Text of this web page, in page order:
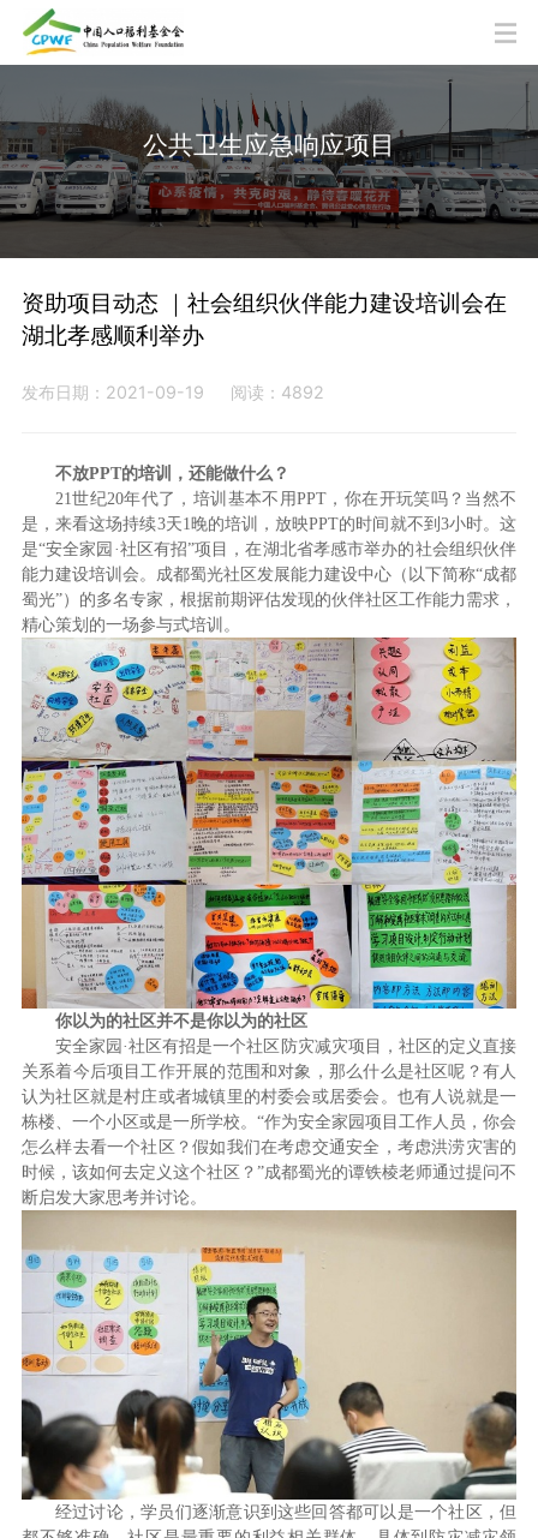
公共卫生应急响应项目
资助项目动态 ｜社会组织伙伴能力建设培训会在
湖北孝感顺利举办
发布日期：2021-09-19 阅读：4892
不放PPT的培训，还能做什么？
21世纪20年代了，培训基本不用PPT，你在开玩笑吗？当然不
是，来看这场持续3天1晚的培训，放映PPT的时间就不到3小时。这
是“安全家园·社区有招”项目，在湖北省孝感市举办的社会组织伙伴
能力建设培训会。成都蜀光社区发展能力建设中心（以下简称“成都
蜀光”）的多名专家，根据前期评估发现的伙伴社区工作能力需求，
精心策划的一场参与式培训。
你以为的社区并不是你以为的社区
安全家园·社区有招是一个社区防灾减灾项目，社区的定义直接
关系着今后项目工作开展的范围和对象，那么什么是社区呢？有人
认为社区就是村庄或者城镇里的村委会或居委会。也有人说就是一
栋楼、一个小区或是一所学校。“作为安全家园项目工作人员，你会
怎么样去看一个社区？假如我们在考虑交通安全，考虑洪涝灾害的
时候，该如何去定义这个社区？”成都蜀光的谭铁棱老师通过提问不
断启发大家思考并讨论。
经过讨论，学员们逐渐意识到这些回答都可以是一个社区，但